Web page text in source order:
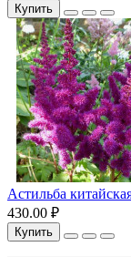
Купить
Астильба
430.00 ₽
Купить